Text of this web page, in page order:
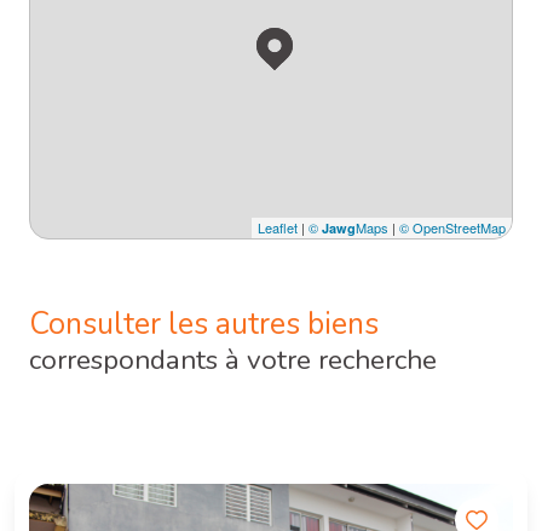
Leaflet | © JawgMaps | © OpenStreetMap
Consulter les autres biens
correspondants à votre recherche